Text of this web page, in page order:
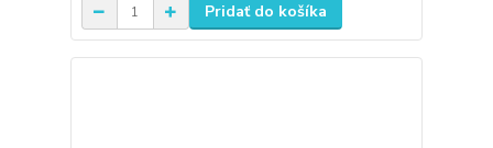
Pridať do košíka